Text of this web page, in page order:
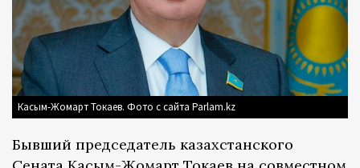
Касым-Жомарт Токаев. Фото с сайта Parlam.kz
Бывший председатель казахстанского